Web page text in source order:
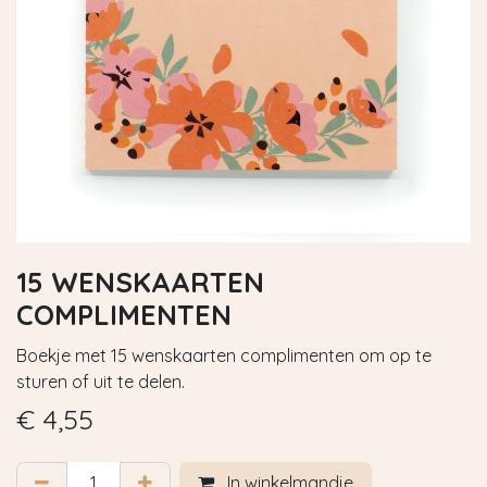
15 WENSKAARTEN
COMPLIMENTEN
Boekje met 15 wenskaarten complimenten om op te
sturen of uit te delen.
€ 4,55